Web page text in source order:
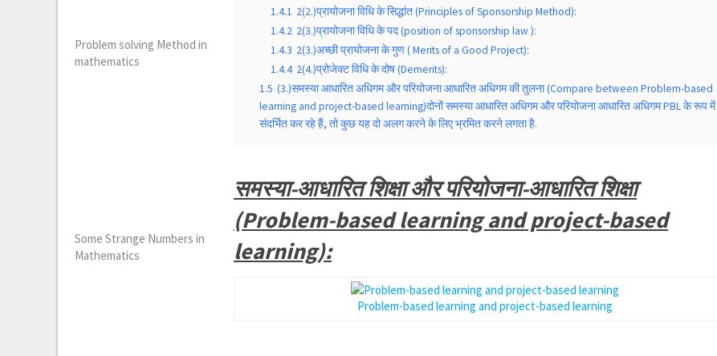
1.4.1 2(2.)प्रायोजना विधि के सिद्धांत (Principles of Sponsorship Method):
1.4.2 2(3.)प्रायोजना विधि के पद (position of sponsorship law ):
1.4.3 2(3.)अच्छी प्रायोजना के गुण ( Merits of a Good Project):
1.4.4 2(4.)प्रोजेक्ट विधि के दोष (Demerits):
1.5 (3.)समस्या आधारित अधिगम और परियोजना आधारित अधिगम की तुलना (Compare between Problem-based
learning and project-based learning)दोनों समस्या आधारित अधिगम और परियोजना आधारित अधिगम PBL के रूप में
संदर्भित कर रहे हैं, तो कुछ यह दो अलग करने के लिए भ्रमित करने लगता है.
समस्या-आधारित शिक्षा और परियोजना-आधारित शिक्षा
(Problem-based learning and project-based
learning):
Problem-based learning and project-based learning
Problem solving Method in
mathematics
Some Strange Numbers in
Mathematics